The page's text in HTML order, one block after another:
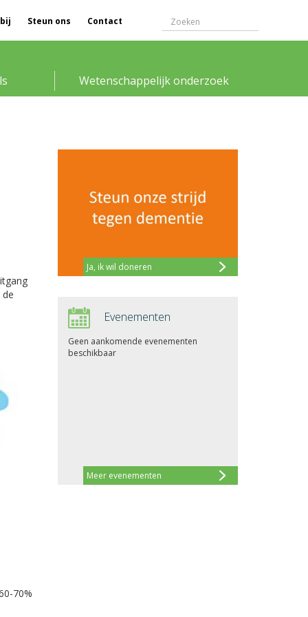
Steun ons Contact
Wetenschappelijk onderzoek
70%
Ja, ik wil doneren
Evenementen
Meer evenementen
Geen aankomende evenementen
beschikbaar